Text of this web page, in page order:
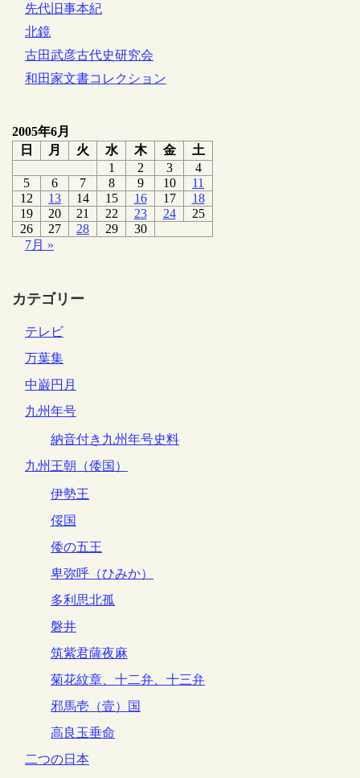
先代旧事本紀
北鏡
古田武彦古代史研究会
和田家文書コレクション
2005年6月
日
月 火 水 木 金
土
1
2 3
4
5
6 7 8 9 10
11
12
13 14 15 16 17
18
19
20 21 22 23 24
25
26
27 28 29
30
7月 »
カテゴリー
テレビ
万葉集
中巌円月
九州年号
納音付き九州年号史料
九州王朝（倭国）
伊勢王
俀国
倭の五王
卑弥呼（ひみか）
多利思北孤
磐井
筑紫君薩夜麻
菊花紋章、十二弁、十三弁
邪馬壱（壹）国
高良玉垂命
二つの日本